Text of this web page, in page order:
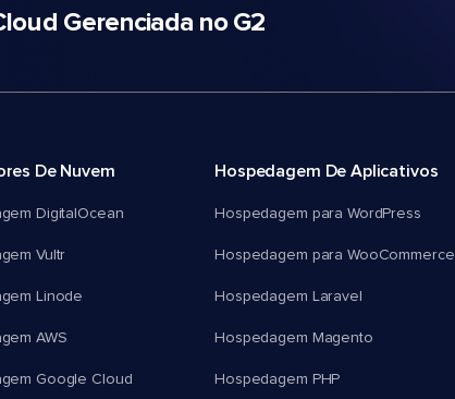
Gerenciada no G2
De Nuvem
DigitalOcean
Vultr
Linode
AWS
Google Cloud
Hospedagem De Aplicativos
Hospedagem para WordPress
Hospedagem para WooCommerce
Hospedagem Laravel
Hospedagem Magento
Hospedagem PHP